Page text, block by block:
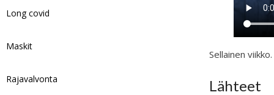
Sellainen
Lähteet
Long covid
Maskit
Rajavalvonta